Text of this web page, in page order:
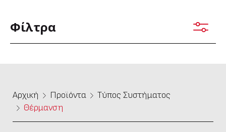
Φίλτρα
Αρχική Προϊόντα
Τύπος Συστήματος
Θέρμανση